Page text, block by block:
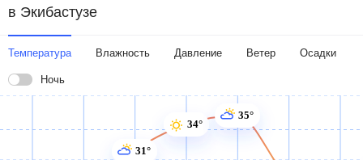
в Экибастузе
Температура Влажность Давление Ветер Осадки
Ночь
31°
34°
35°